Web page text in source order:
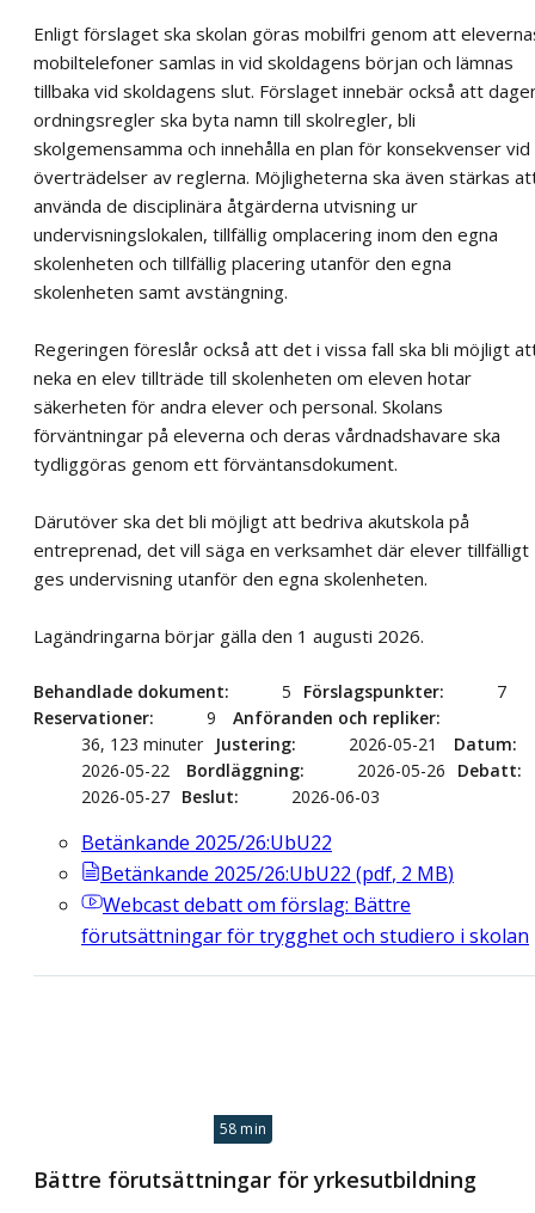
Enligt förslaget ska skolan göras mobilfri genom att
mobiltelefoner samlas in vid skoldagens början och lämnas
tillbaka vid skoldagens slut. Förslaget innebär också att
ordningsregler ska byta namn till skolregler, bli
skolgemensamma och innehålla en plan för konsekvenser vid
överträdelser av reglerna. Möjligheterna ska även stärkas
använda de disciplinära åtgärderna utvisning ur
undervisningslokalen, tillfällig omplacering inom den egna
skolenheten och tillfällig placering utanför den egna
skolenheten samt avstängning.
Regeringen föreslår också att det i vissa fall ska bli möjligt
neka en elev tillträde till skolenheten om eleven hotar
säkerheten för andra elever och personal. Skolans
förväntningar på eleverna och deras vårdnadshavare ska
tydliggöras genom ett förväntansdokument.
Därutöver ska det bli möjligt att bedriva akutskola på
entreprenad, det vill säga en verksamhet där elever tillfälligt
ges undervisning utanför den egna skolenheten.
Lagändringarna börjar gälla den 1 augusti 2026.
Behandlade dokument 5 Förslagspunkter
7
Reservationer
9
Anföranden och repliker
36, 123 minuter
Justering 2026-05-21
Datum
2026-05-22
Bordläggning 2026-05-26
Debatt
2026-05-27 Beslut 2026-06-03
Betänkande 2025/26:UbU22
Betänkande 2025/26:UbU22 (pdf, 2 MB)
Webcastdebatt om förslag: Bättre
förutsättningar för trygghet och studiero i skolan
58 min
Bättre förutsättningar för yrkesutbildning